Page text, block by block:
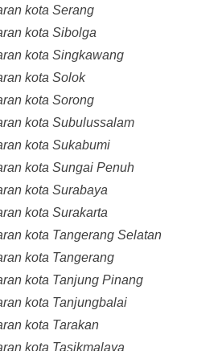
kota Serang
kota Sibolga
kota Singkawang
kota Solok
kota Sorong
kota Subulussalam
kota Sukabumi
kota Sungai Penuh
kota Surabaya
kota Surakarta
kota Tangerang Selatan
kota Tangerang
kota Tanjung Pinang
kota Tanjungbalai
kota Tarakan
kota Tasikmalaya